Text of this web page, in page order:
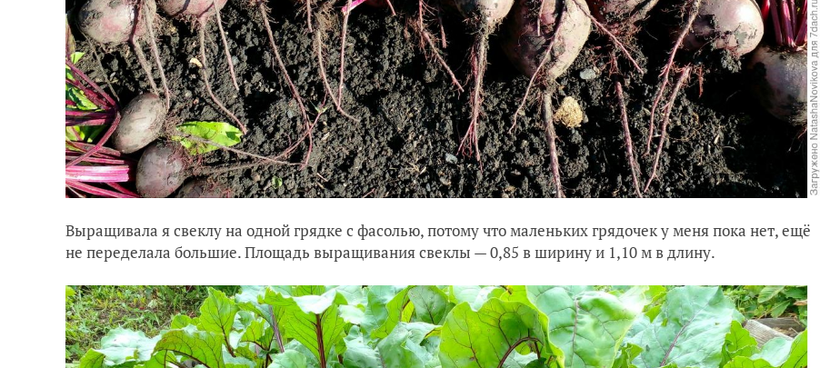
Выращивала я свеклу на одной грядке с фасолью, потому что маленьких грядочек у меня пока нет, ещё
не переделала большие. Площадь выращивания свеклы — 0,85 в ширину и 1,10 м в длину.